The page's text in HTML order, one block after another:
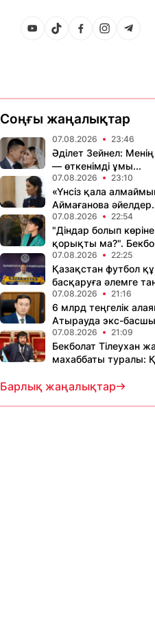
Соңғы жаңалықтар
07.08.2026 23:46
Әділет Зейнел: Менің
— өткенімді ұмы...
07.08.2026 23:10
«Үнсіз қала
Аймағанова
07.08.2026 22:54
"Діндар болып
қорықты ма?".
07.08.2026 22:25
Қазақстан футбол
басқаруға әлемге
07.08.2026 21:16
6 млрд теңгелік
Атырауда экс-
07.08.2026 21:09
Бекболат Тілеухан
махаббаты туралы:
Барлық жаңалықтар